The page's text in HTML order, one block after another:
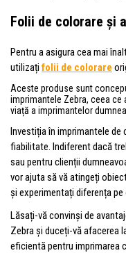
Folii de colorare și
Pentru a asigura cea mai
utilizați folii de colorare
Aceste produse sunt
imprimantele Zebra, ceea ce
viață a imprimantelor
Investiția în imprimantele
fiabilitate. Indiferent dacă
sau pentru clienții
vor ajuta să vă atingeți
și experimentați diferența
Lăsați-vă convinși de
Zebra și duceți-vă afacerea
eficientă pentru imprimarea